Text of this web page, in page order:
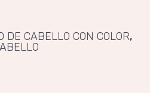
DE CABELLO CON COLOR,